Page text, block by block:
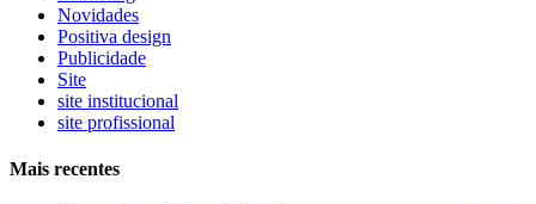
Novidades
Positiva design
Publicidade
Site
site institucional
site profissional
Mais recentes